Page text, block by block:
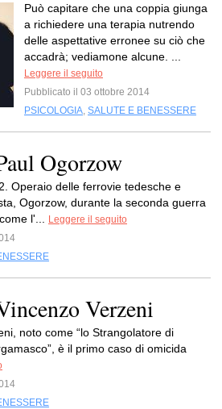
Può capitare che una coppia giunga
a richiedere una terapia nutrendo
delle aspettative erronee su ciò che
accadrà; vediamone alcune. ...
Leggere il seguito
Pubblicato il 03 ottobre 2014
PSICOLOGIA, SALUTE E BENESSERE
Ogorzow
Operaio delle ferrovie tedesche e
Ogorzow, durante la seconda guerra
l'...
Leggere il seguito
Verzeni
noto come “lo Strangolatore di
è il primo caso di omicida